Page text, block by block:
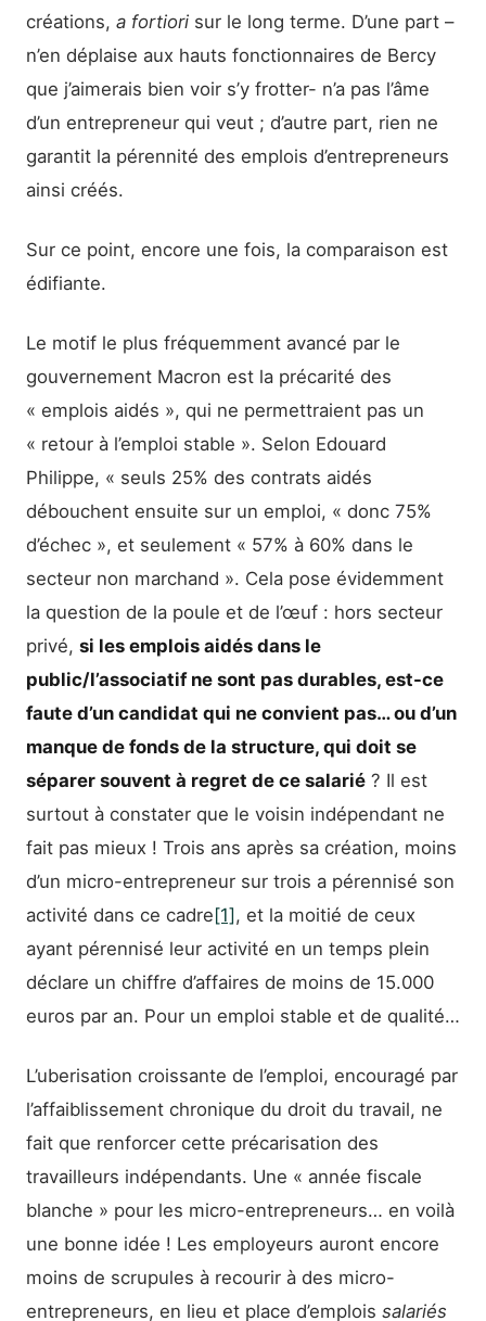
créations, a fortiori sur le long terme. D’une part –
n’en déplaise aux hauts fonctionnaires de Bercy
que j’aimerais bien voir s’y frotter- n’a pas l’âme
d’un entrepreneur qui veut ; d’autre part, rien ne
garantit la pérennité des emplois d’entrepreneurs
ainsi créés.
Sur ce point, encore une fois, la comparaison est
édifiante.
Le motif le plus fréquemment avancé par le
gouvernement Macron est la précarité des
« emplois aidés », qui ne permettraient pas un
« retour à l’emploi stable ». Selon Edouard
Philippe, « seuls 25% des contrats aidés
débouchent ensuite sur un emploi, « donc 75%
d’échec », et seulement « 57% à 60% dans le
secteur non marchand ». Cela pose évidemment
la question de la poule et de l’œuf : hors secteur
privé, si les emplois aidés dans le
public/l’associatif ne sont pas durables, est-ce
faute d’un candidat qui ne convient pas… ou d’un
manque de fonds de la structure, qui doit se
séparer souvent à regret de ce salarié ? Il est
surtout à constater que le voisin indépendant ne
fait pas mieux ! Trois ans après sa création, moins
d’un micro-entrepreneur sur trois a pérennisé son
activité dans ce cadre[1], et la moitié de ceux
ayant pérennisé leur activité en un temps plein
déclare un chiffre d’affaires de moins de 15.000
euros par an. Pour un emploi stable et de qualité…
L’uberisation croissante de l’emploi, encouragé par
l’affaiblissement chronique du droit du travail, ne
fait que renforcer cette précarisation des
travailleurs indépendants. Une « année fiscale
blanche » pour les micro-entrepreneurs… en voilà
une bonne idée ! Les employeurs auront encore
moins de scrupules à recourir à des micro-
entrepreneurs, en lieu et place d’emplois salariés